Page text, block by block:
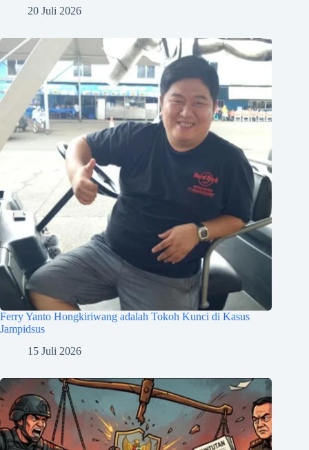
20 Juli 2026
Ferry Yanto Hongkiriwang adalah Tokoh Kunci di Kasus
Jampidsus
15 Juli 2026